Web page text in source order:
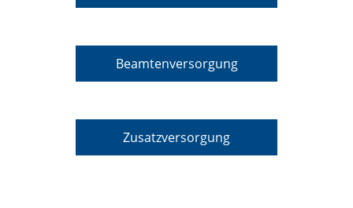
Beamtenversorgung
Zusatzversorgung